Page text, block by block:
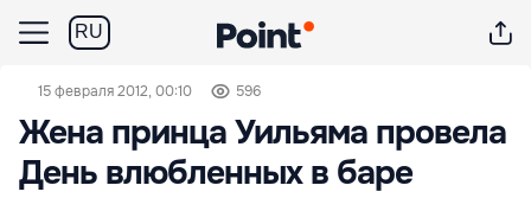
RU
15 февраля 2012, 00:10 596
Жена принца Уильяма провела
День влюбленных в баре